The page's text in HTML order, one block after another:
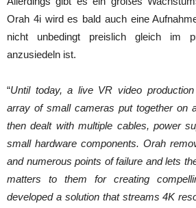
Orah 4i wird es bald auch eine
nicht unbedingt preislich gleich im
anzusiedeln ist.
“Until today, a live VR video
array of small cameras put together on
then dealt with multiple cables, power
small hardware components. Orah
and numerous points of failure and lets
matters to them for creating
developed a solution that streams 4K